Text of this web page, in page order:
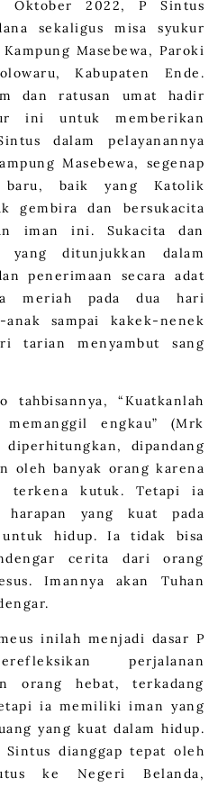
Oktober 2022, P Sintus
sekaligus misa syukur
Masebewa, Paroki
Kabupaten Ende.
dan ratusan umat hadir
ini untuk memberikan
dalam pelayanannya
Masebewa, segenap
baru, baik yang Katolik
gembira dan bersukacita
iman ini. Sukacita dan
ditunjukkan dalam
penerimaan secara adat
meriah pada dua hari
sampai kakek-nenek
tarian menyambut sang
“Kuatkanlah
engkau” (Mrk
dipandang
oleh banyak orang karena
terkena kutuk. Tetapi ia
harapan yang kuat pada
untuk hidup. Ia tidak bisa
cerita dari orang
Imannya akan Tuhan
inilah menjadi dasar P
perjalanan
orang hebat, terkadang
ia memiliki iman yang
yang kuat dalam hidup.
dianggap tepat oleh
ke Negeri Belanda,